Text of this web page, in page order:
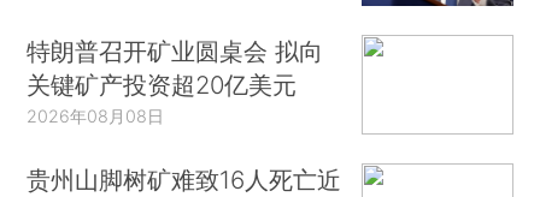
特朗普召开矿业圆桌会 拟向
关键矿产投资超20亿美元
2026年08月08日
贵州山脚树矿难致16人死亡近